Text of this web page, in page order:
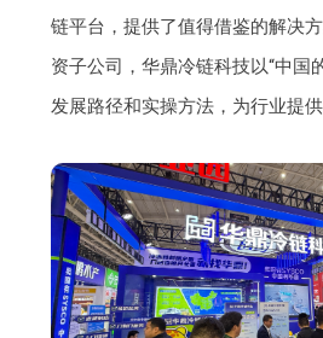
链平台，提供了值得借鉴的解决
资子公司，华鼎冷链科技以“中国
发展路径和实操方法，为行业提供